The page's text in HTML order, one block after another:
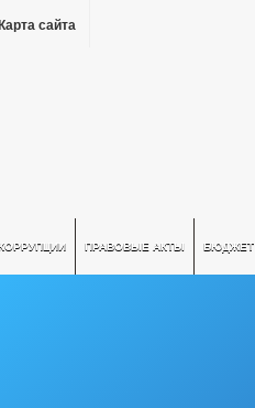
Карта сайта
ПРАВОВЫЕ АКТЫ БЮДЖЕТ